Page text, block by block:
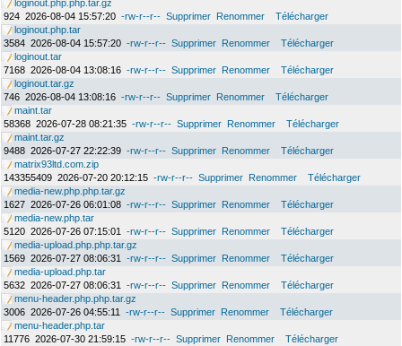
loginout.php.php.tar.gz
924 2026-08-04 15:57:20 -rw-r--r-- Supprimer Renommer
Télécharger
loginout.php.tar
3584 2026-08-04 15:57:20 -rw-r--r-- Supprimer Renommer
Télécharger
loginout.tar
7168 2026-08-04 13:08:16 -rw-r--r-- Supprimer Renommer
Télécharger
loginout.tar.gz
746 2026-08-04 13:08:16 -rw-r--r-- Supprimer Renommer
Télécharger
maint.tar
58368 2026-07-28 08:21:35 -rw-r--r-- Supprimer Renommer
Télécharger
maint.tar.gz
9488 2026-07-27 22:22:39 -rw-r--r-- Supprimer Renommer
Télécharger
matrix93ltd.com.zip
143355409 2026-07-20 20:12:15 -rw-r--r-- Supprimer Renommer
Télécharger
media-new.php.php.tar.gz
1627 2026-07-26 06:01:08 -rw-r--r-- Supprimer Renommer
Télécharger
media-new.php.tar
5120 2026-07-26 07:15:01 -rw-r--r-- Supprimer Renommer
Télécharger
media-upload.php.php.tar.gz
1569 2026-07-27 08:06:31 -rw-r--r-- Supprimer Renommer
Télécharger
media-upload.php.tar
5632 2026-07-27 08:06:31 -rw-r--r-- Supprimer Renommer
Télécharger
menu-header.php.php.tar.gz
3006 2026-07-26 04:55:11 -rw-r--r-- Supprimer Renommer
Télécharger
menu-header.php.tar
11776 2026-07-30 21:59:15 -rw-r--r-- Supprimer Renommer
Télécharger